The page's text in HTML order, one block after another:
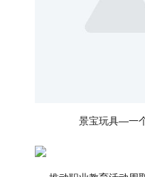
景宝玩具—一